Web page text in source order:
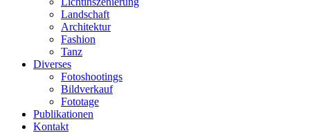
Landschaft
Architektur
Fashion
Tanz
Diverses
Fotoshootings
Bildverkauf
Fototage
Publikationen
Kontakt